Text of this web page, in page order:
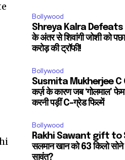
Bollywood
Shreya Kalra Defeats
के अंतर से शिवांगी जोशी को
करोड़ की ट्रॉफी!
Bollywood
Susmita Mukherjee C
कर्ज़ के कारण जब ‘गोलमाल’
करनी पड़ीं C-ग्रेड फिल्में
Bollywood
Rakhi Sawant gift to
सलमान खान को 63 किलो सोने
सावंत?